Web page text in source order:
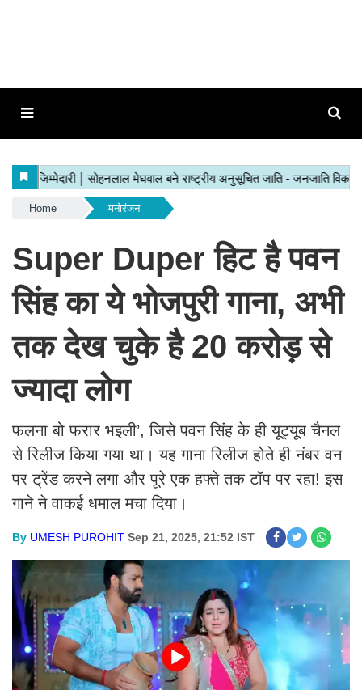
Home मनोरंजन
Super Duper हिट है पवन
सिंह का ये भोजपुरी गाना, अभी
तक देख चुके है 20 करोड़ से
ज्यादा लोग
फलना बो फरार भइली’, जिसे पवन सिंह के ही यूट्यूब चैनल
से रिलीज किया गया था। यह गाना रिलीज होते ही नंबर वन
पर ट्रेंड करने लगा और पूरे एक हफ्ते तक टॉप पर रहा! इस
गाने ने वाकई धमाल मचा दिया।
By UMESH PUROHIT Sep 21, 2025, 21:52 IST